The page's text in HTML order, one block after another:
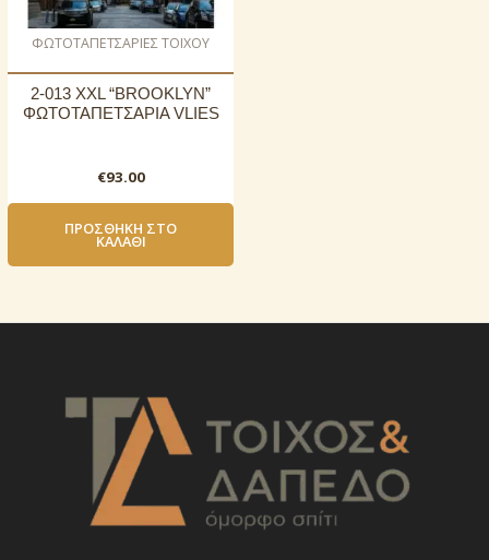
ΦΩΤΟΤΑΠΕΤΣΑΡΙΕΣ ΤΟΙΧΟΥ
2-013 XXL “BROOKLYN”
ΦΩΤΟΤΑΠΕΤΣΑΡΙΑ VLIES
€93.00
ΠΡΟΣΘΉΚΗ ΣΤΟ
ΚΑΛΆΘΙ